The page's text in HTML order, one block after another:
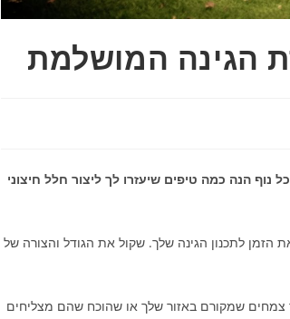
נוף הנה כמה טיפים שיעזרו לך ליצור חלל חיצוני
הזמן לתכנון הגינה שלך. שקול את הגודל והצורה של
שמקורם באזור שלך או שהוכח שהם מצליחים